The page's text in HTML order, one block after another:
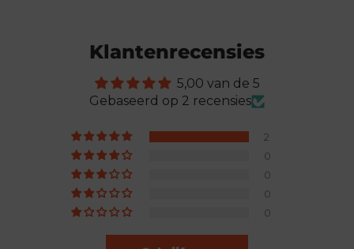
Klantenrecensies
5,00 van de 5
Gebaseerd op 2 recensies
2
0
0
0
0